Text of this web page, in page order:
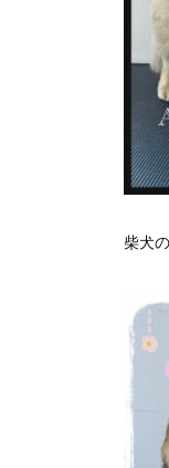
柴犬